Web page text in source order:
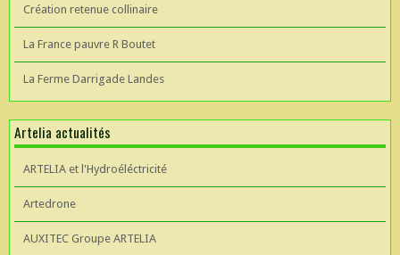
Création retenue collinaire
La France pauvre R Boutet
La Ferme Darrigade Landes
Artelia actualités
ARTELIA et l'Hydroéléctricité
Artedrone
AUXITEC Groupe ARTELIA